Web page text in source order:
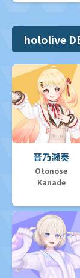
hololive
音乃瀬奏
Otonose
Kanade